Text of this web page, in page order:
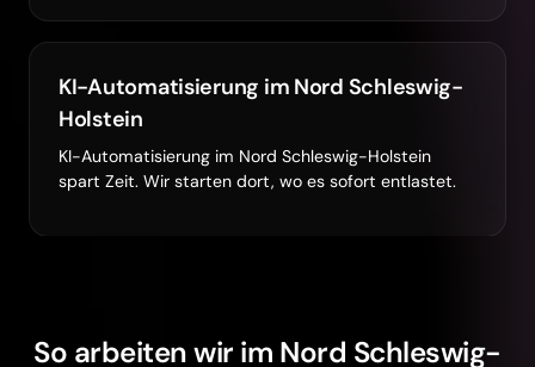
KI-Automatisierung im Nord Schleswig-
Holstein
KI-Automatisierung im Nord Schleswig-Holstein
spart Zeit. Wir starten dort, wo es sofort entlastet.
So arbeiten wir im Nord Schleswig-